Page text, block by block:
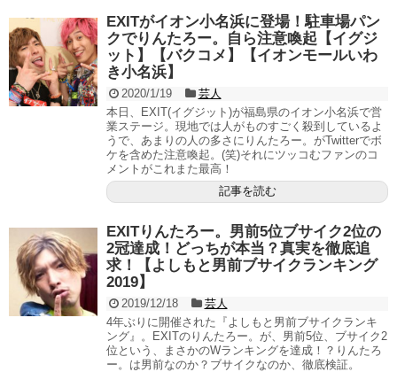
EXITがイオン小名浜に登場！駐車場パン
クでりんたろー。自ら注意喚起【イグジ
ット】【バクコメ】【イオンモールいわ
き小名浜】
2020/1/19
芸人
本日、EXIT(イグジット)が福島県のイオン小名浜で営
業ステージ。現地では人がものすごく殺到しているよ
うで、あまりの人の多さにりんたろー。がTwitterでボ
ケを含めた注意喚起。(笑)それにツッコむファンのコ
メントがこれまた最高！
記事を読む
EXITりんたろー。男前5位ブサイク2位の
2冠達成！どっちが本当？真実を徹底追
求！【よしもと男前ブサイクランキング
2019】
2019/12/18
芸人
4年ぶりに開催された『よしもと男前ブサイクランキ
ング』。EXITのりんたろー。が、男前5位、ブサイク2
位という、まさかのWランキングを達成！？りんたろ
ー。は男前なのか？ブサイクなのか、徹底検証。